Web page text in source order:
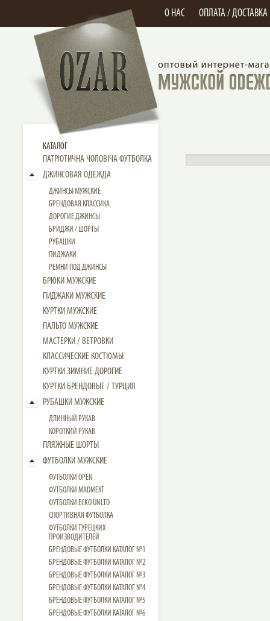
О НАС ОПЛАТА / ДОСТАВКА
КАТАЛОГ
ПАТРІОТИЧНА ЧОЛОВІЧА ФУТБОЛКА
ДЖИНСОВАЯ ОДЕЖДА
ДЖИНСЫ МУЖСКИЕ
БРЕНДОВАЯ КЛАССИКА
ДОРОГИЕ ДЖИНСЫ
БРИДЖИ / ШОРТЫ
РУБАШКИ
ПИДЖАКИ
РЕМНИ ПОД ДЖИНСЫ
БРЮКИ МУЖСКИЕ
ПИДЖАКИ МУЖСКИЕ
КУРТКИ МУЖСКИЕ
ПАЛЬТО МУЖСКИЕ
МАСТЕРКИ / ВЕТРОВКИ
КЛАССИЧЕСКИЕ КОСТЮМЫ
КУРТКИ ЗИМНИЕ ДОРОГИЕ
КУРТКИ БРЕНДОВЫЕ / ТУРЦИЯ
РУБАШКИ МУЖСКИЕ
ДЛИННЫЙ РУКАВ
КОРОТКИЙ РУКАВ
ПЛЯЖНЫЕ ШОРТЫ
ФУТБОЛКИ МУЖСКИЕ
ФУТБОЛКИ OPEN
ФУТБОЛКИ MADMEXT
ФУТБОЛКИ ECKO UNLTD
СПОРТИВНАЯ ФУТБОЛКА
ФУТБОЛКИ ТУРЕЦКИХ
ПРОИЗВОДИТЕЛЕЙ
БРЕНДОВЫЕ ФУТБОЛКИ КАТАЛОГ №1
БРЕНДОВЫЕ ФУТБОЛКИ КАТАЛОГ №2
БРЕНДОВЫЕ ФУТБОЛКИ КАТАЛОГ №3
БРЕНДОВЫЕ ФУТБОЛКИ КАТАЛОГ №4
БРЕНДОВЫЕ ФУТБОЛКИ КАТАЛОГ №5
БРЕНДОВЫЕ ФУТБОЛКИ КАТАЛОГ №6